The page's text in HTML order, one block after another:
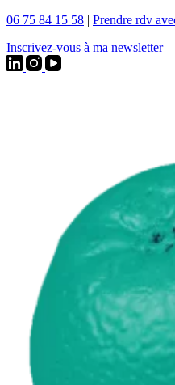
06 75 84 15 58 | Prendre rdv
Inscrivez-vous à ma newsletter